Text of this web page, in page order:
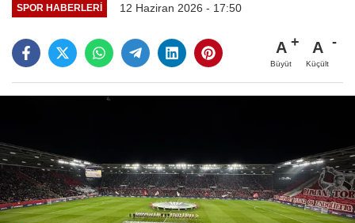
SPOR HABERLERI 12 Haziran 2026 - 17:50
A
Büyüt
A
Küçült